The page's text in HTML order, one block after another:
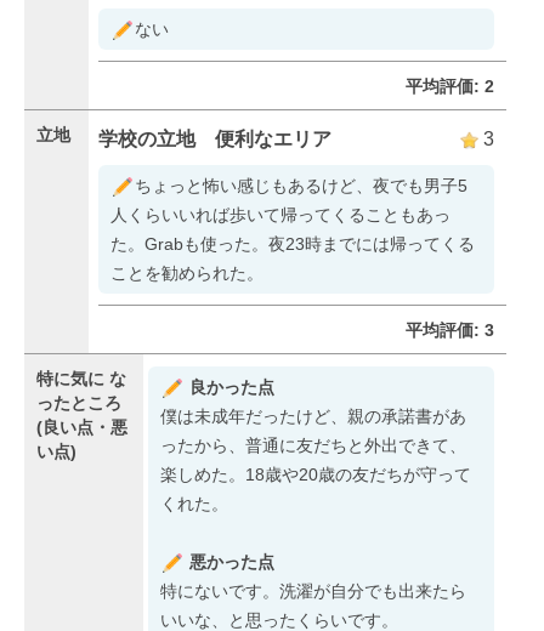
ない
平均評価: 2
立地 学校の立地 便利なエリア 3
ちょっと怖い感じもあるけど、夜でも男子5
人くらいいれば歩いて帰ってくることもあっ
た。Grabも使った。夜23時までには帰ってくる
ことを勧められた。
平均評価: 3
特に気に な
ったところ
(良い点・悪
い点)
良かった点
僕は未成年だったけど、親の承諾書があ
ったから、普通に友だちと外出できて、
楽しめた。18歳や20歳の友だちが守って
くれた。
悪かった点
特にないです。洗濯が自分でも出来たら
いいな、と思ったくらいです。